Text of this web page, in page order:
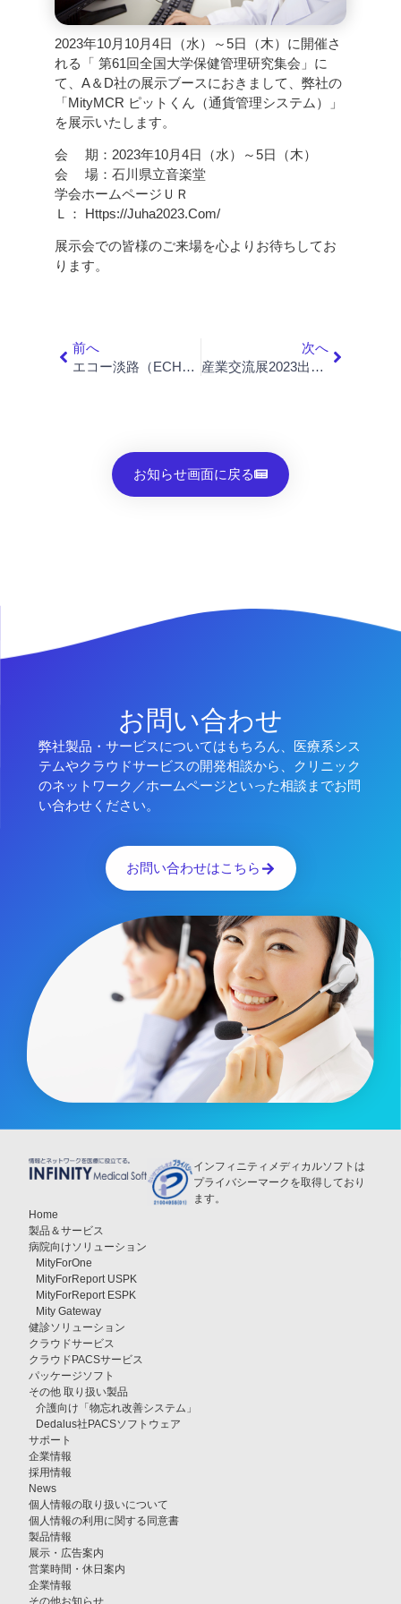
2023年10月10月4日（水）～5日（木）に開催さ
れる「 第61回全国大学保健管理研究集会」に
て、A＆D社の展示ブースにおきまして、弊社の
「MityMCR ピットくん（通貨管理システム）」
を展示いたします。
会 期：2023年10月4日（水）～5日（木）
会 場：石川県立音楽堂
学会ホームページＵＲ
Ｌ： Https://juha2023.com/
展示会での皆様のご来場を心よりお待ちしてお
ります。
前へ
エコー淡路（ECHO AWAJI CV IMAGING 2023）開催のお知らせ
次へ
産業交流展2023出展のご案内 ≪オンライン展≫
お知らせ画面に戻る
お問い合わせ
弊社製品・サービスについてはもちろん、医療系シス
テムやクラウドサービスの開発相談から、クリニック
のネットワーク／ホームページといった相談までお問
い合わせください。
お問い合わせはこちら
インフィニティメディカルソフトは
プライバシーマークを取得しており
ます。
Home
製品＆サービス
病院向けソリューション
MityForOne
MityForReport USPK
MityForReport ESPK
Mity Gateway
健診ソリューション
クラウドサービス
クラウドPACSサービス
パッケージソフト
その他 取り扱い製品
介護向け「物忘れ改善システム」
Dedalus社PACSソフトウェア
サポート
企業情報
採用情報
News
個人情報の取り扱いについて
個人情報の利用に関する同意書
製品情報
展示・広告案内
営業時間・休日案内
企業情報
その他お知らせ